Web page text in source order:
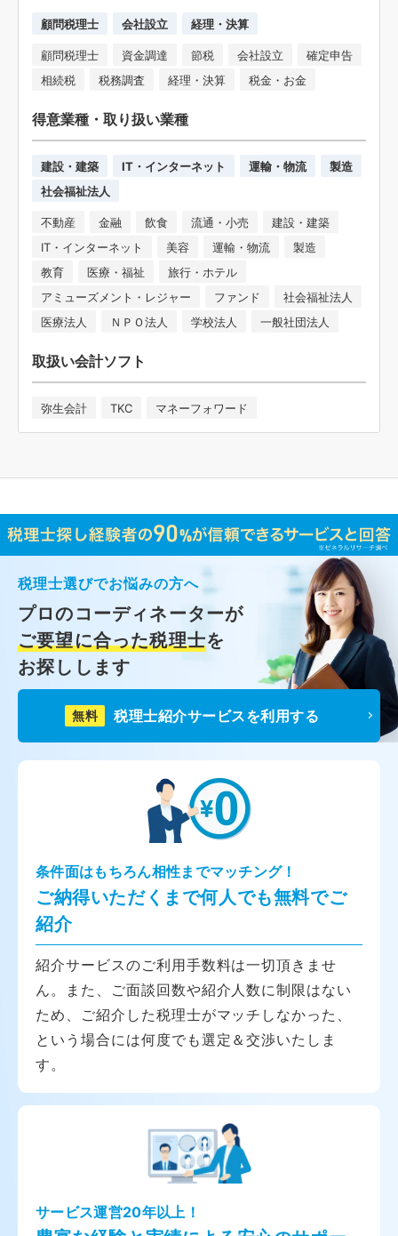
顧問税理士 会社設立 経理・決算
顧問税理士 資金調達 節税 会社設立
確定申告
相続税
税務調査 経理・決算 税金・お金
得意業種・取り扱い業種
建設・建築 IT・インターネット 運輸・物流
製造
社会福祉法人
不動産 金融 飲食 流通・小売
建設・建築
IT・インターネット
美容 運輸・物流
製造
教育
医療・福祉
旅行・ホテル
アミューズメント・レジャー
ファンド
社会福祉法人
医療法人
ＮＰＯ法人 学校法人 一般社団法人
取扱い会計ソフト
弥生会計 TKC マネーフォワード
税理士選びでお悩みの方へ
プロのコーディネーターが
ご要望に合った税理士を
お探しします
無料 税理士紹介サービスを利用する
条件面はもちろん相性までマッチング！
ご納得いただくまで何人でも無料でご
紹介
紹介サービスのご利用手数料は一切頂きませ
ん。また、ご面談回数や紹介人数に制限はない
ため、ご紹介した税理士がマッチしなかった、
という場合には何度でも選定＆交渉いたしま
す。
サービス運営20年以上！